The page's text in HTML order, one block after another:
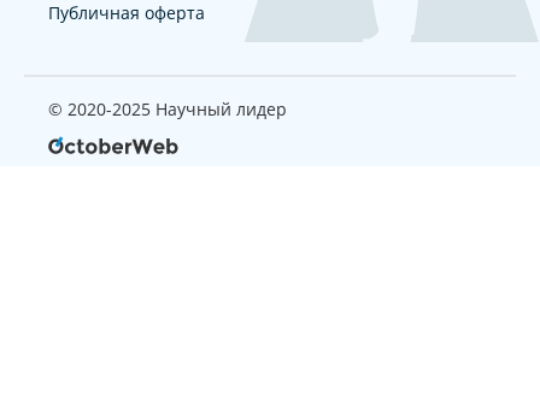
Публичная оферта
© 2020-2025 Научный лидер